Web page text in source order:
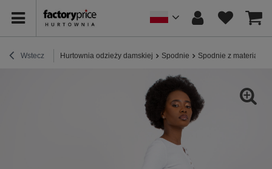
Wstecz Hurtownia odzieży damskiej Spodnie Spodnie z materiału